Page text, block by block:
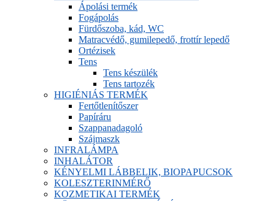
Ápolási termék
Fogápolás
Fürdőszoba, kád, WC
Matracvédő, gumilepedő, frottír lepedő
Ortézisek
Tens
Tens készülék
Tens tartozék
HIGIÉNIÁS TERMÉK
Fertőtlenítőszer
Papíráru
Szappanadagoló
Szájmaszk
INFRALÁMPA
INHALÁTOR
KÉNYELMI LÁBBELIK, BIOPAPUCSOK
KOLESZTERINMÉRŐ
KOZMETIKAI TERMÉK